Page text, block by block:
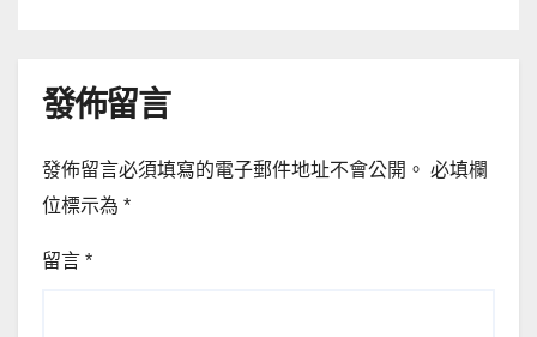
發佈留言
發佈留言必須填寫的電子郵件地址不會公開。 必填欄
位標示為 *
留言 *